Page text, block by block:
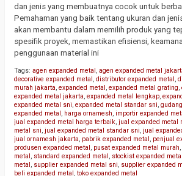
dan jenis yang membuatnya cocok untuk
Pemahaman yang baik tentang ukuran dan
akan membantu dalam memilih produk yang
spesifik proyek, memastikan efisiensi,
penggunaan material ini
Tags: agen expanded metal , agen expanded metal
decorative expanded metal , distributor expanded metal ,
murah jakarta, expanded metal , expanded metal grating,
expanded metal jakarta, expanded metal lengkap,
expanded metal sni, expanded metal standar sni,
expanded metal , harga ornamesh, importir expanded
jual expanded metal harga terbaik, jual expanded metal
metal sni, jual expanded metal standar sni, jual
jual ornamesh jakarta, pabrik expanded metal , penjual
produsen expanded metal , pusat expanded metal murah,
metal , standard expanded metal , stockist expanded metal
metal , supplier expanded metal sni, supplier expanded
beli expanded metal , toko expanded metal